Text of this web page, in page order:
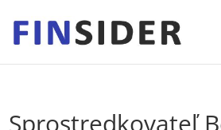
Sprostredkovateľ